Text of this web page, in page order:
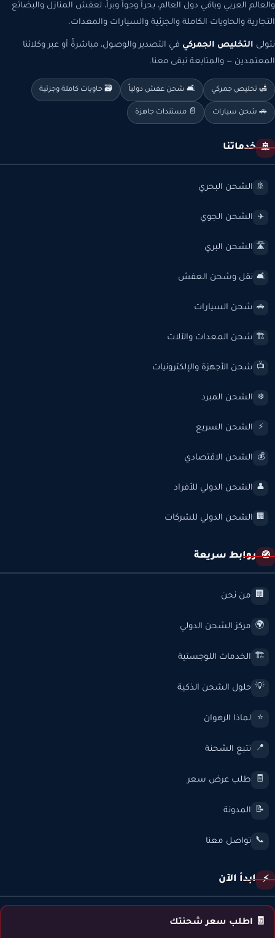
والعالم العربي وباقي دول العالم، بحراً وجواً وبراً، لعفش المنازل والبضائع
التجارية والحاويات الكاملة والجزئية والسيارات والمعدات.
نتولى التخليص الجمركي في التصدير والوصول، مباشرةً أو عبر وكلائنا
المعتمدين — والمتابعة تبقى معنا.
🛃 تخليص جمركي 🛋️ شحن عفش دولياً 🗃️ حاويات كاملة وجزئية
🚗 شحن سيارات 📄 مستندات جاهزة
🚢 خدماتنا
🚢 الشحن البحري
✈️ الشحن الجوي
🛣️ الشحن البري
🛋️ نقل وشحن العفش
🚗 شحن السيارات
🏗️ شحن المعدات والآلات
📺 شحن الأجهزة والإلكترونيات
❄️ الشحن المبرد
⚡ الشحن السريع
💰 الشحن الاقتصادي
👤 الشحن الدولي للأفراد
🏢 الشحن الدولي للشركات
🧭 روابط سريعة
🏢 من نحن
🌍 مركز الشحن الدولي
🏗️ الخدمات اللوجستية
💡 حلول الشحن الذكية
⭐ لماذا الرهوان
📍 تتبع الشحنة
🧾 طلب عرض سعر
📝 المدونة
📞 تواصل معنا
⚡ ابدأ الآن
🧾 اطلب سعر شحنتك